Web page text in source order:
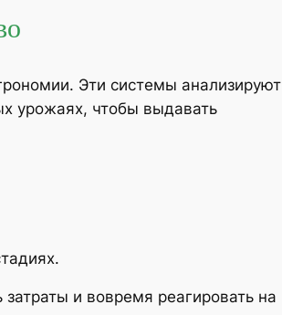
Эти системы анализируют
урожаях, чтобы выдавать
и вовремя реагировать на